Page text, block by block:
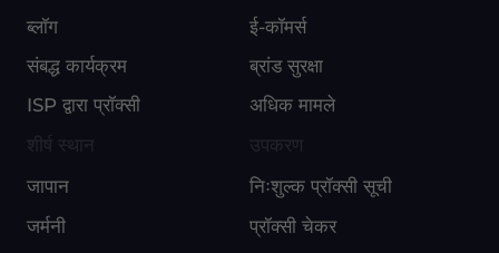
ब्लॉग
संबद्ध कार्यक्रम
ISP द्वारा प्रॉक्सी
ई-कॉमर्स
ब्रांड सुरक्षा
अधिक मामले
शीर्ष स्थान
जापान
जर्मनी
निःशुल्क प्रॉक्सी सूची
प्रॉक्सी चेकर